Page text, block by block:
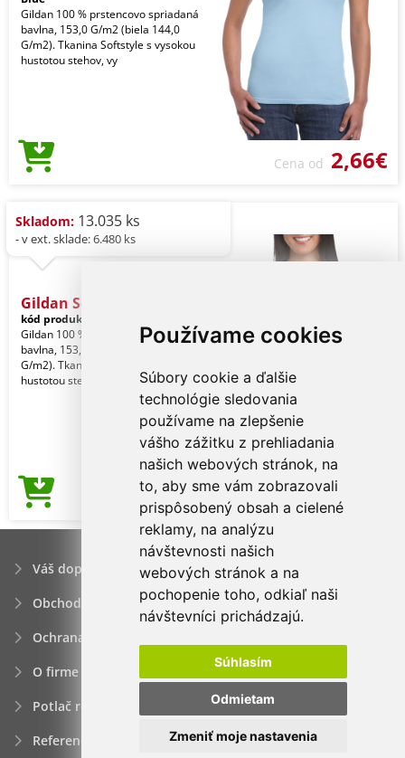
Používame cookies
Súbory cookie a ďalšie
technológie sledovania
používame na zlepšenie
vášho zážitku z prehliadania
našich webových stránok, na
to, aby sme vám zobrazovali
prispôsobený obsah a cielené
reklamy, na analýzu
návštevnosti našich
webových stránok a na
pochopenie toho, odkiaľ naši
návštevníci prichádzajú.
Súhlasím
Odmietam
Zmeniť moje nastavenia
Gildan 100 % prstencovo spriadaná
bavlna, 153,0 G/m2 (biela 144,0
G/m2). Tkanina Softstyle s vysokou
hustotou stehov, vy
Cena od 2,66€
Skladom: 13.035 ks
- v ext. sklade: 6.480 ks
Gildan Softstyle® Ladies'
kód produktu:
Gildan 100 % prstencovo spriadaná
bavlna, 153,0 G/m2 (biela 144,0
G/m2). Tkanina Softstyle s vysokou
hustotou stehov, vy
Cena od 2,66€
Váš dopyt
Obchodné podmienky
Ochrana osobných údajov
O firme
Potlač reklamných predmetov
Referencie